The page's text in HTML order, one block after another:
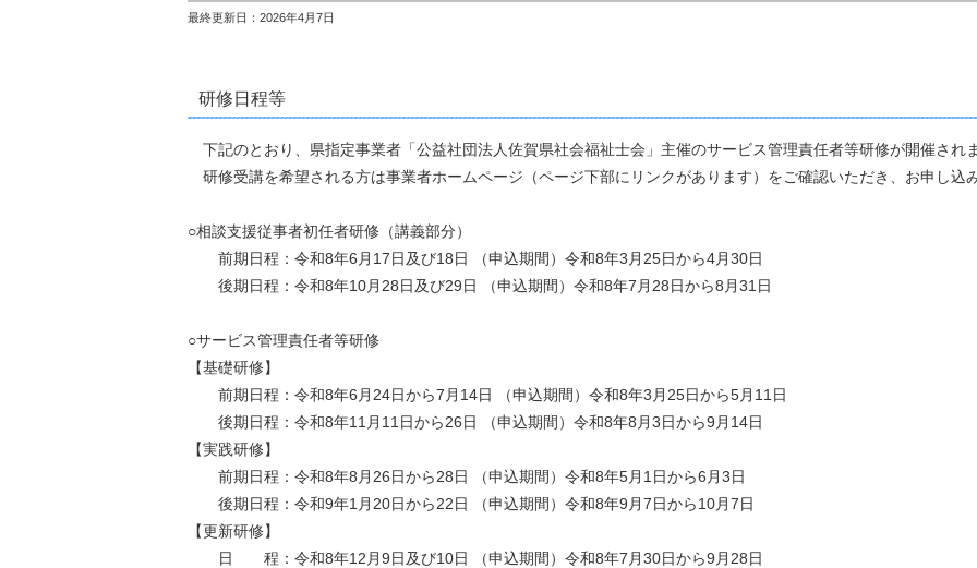
最終更新日： 2026年4月7日
研修日程等
下記のとおり、県指定事業者「公益社団法人佐賀県社会福祉士会」主催のサービス管理責任者等研修が開催されま
研修受講を希望される方は事業者ホームページ（ページ下部にリンクがあります）をご確認いただき、お申し込
○相談支援従事者初任者研修（講義部分）
前期日程：令和8年6月17日及び18日 （申込期間）令和8年3月25日から4月30日
後期日程：令和8年10月28日及び29日 （申込期間）令和8年7月28日から8月31日
○サービス管理責任者等研修
【基礎研修】
前期日程：令和8年6月24日から7月14日 （申込期間）令和8年3月25日から5月11日
後期日程：令和8年11月11日から26日 （申込期間）令和8年8月3日から9月14日
【実践研修】
前期日程：令和8年8月26日から28日 （申込期間）令和8年5月1日から6月3日
後期日程：令和9年1月20日から22日 （申込期間）令和8年9月7日から10月7日
【更新研修】
日 程：令和8年12月9日及び10日 （申込期間）令和8年7月30日から9月28日